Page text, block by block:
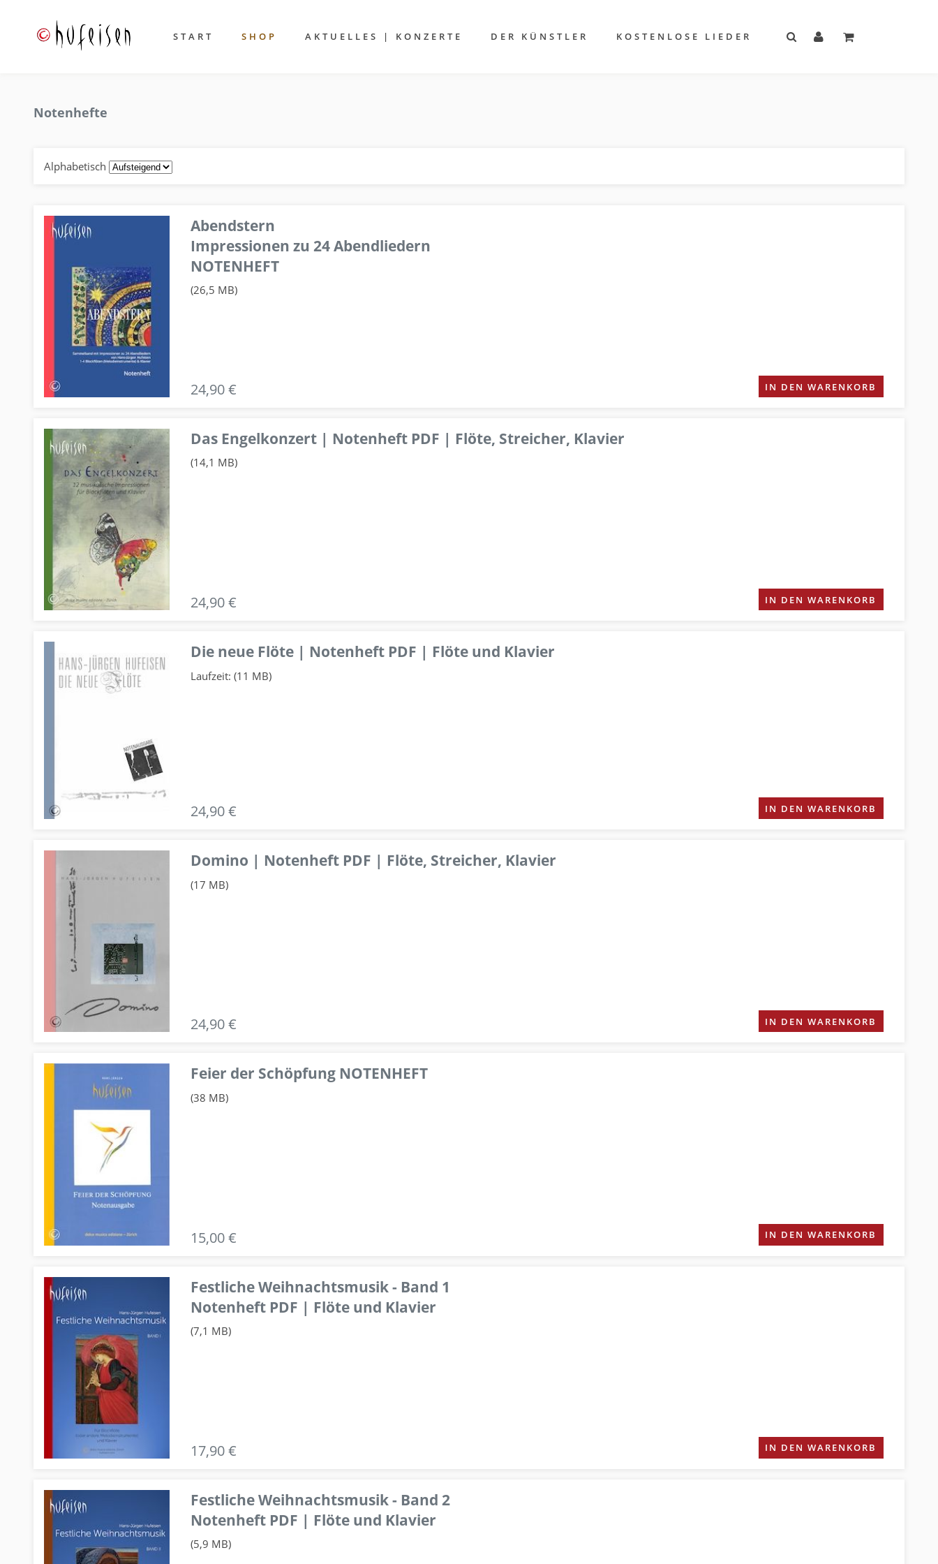
START SHOP AKTUELLES | KONZERTE DER KÜNSTLER KOSTENLOSE LIEDER
Notenhefte
Alphabetisch
Abendstern
Impressionen zu 24 Abendliedern
NOTENHEFT
(26,5 MB)
24,90 € IN DEN WARENKORB
Das Engelkonzert | Notenheft PDF | Flöte, Streicher, Klavier
(14,1 MB)
24,90 € IN DEN WARENKORB
Die neue Flöte | Notenheft PDF | Flöte und Klavier
Laufzeit: (11 MB)
24,90 € IN DEN WARENKORB
Domino | Notenheft PDF | Flöte, Streicher, Klavier
(17 MB)
24,90 € IN DEN WARENKORB
Feier der Schöpfung NOTENHEFT
(38 MB)
15,00 € IN DEN WARENKORB
Festliche Weihnachtsmusik - Band 1
Notenheft PDF | Flöte und Klavier
(7,1 MB)
17,90 € IN DEN WARENKORB
Festliche Weihnachtsmusik - Band 2
Notenheft PDF | Flöte und Klavier
(5,9 MB)